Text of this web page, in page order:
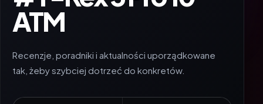
ATM
Recenzje, poradniki i aktualności uporządkowane
tak, żeby szybciej dotrzeć do konkretów.